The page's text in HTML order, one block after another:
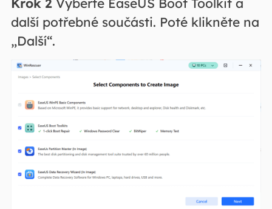
další potřebné součásti. Poté klikněte na
„Další“.